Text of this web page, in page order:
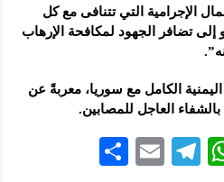
الإجرامية التي تتنافى مع كل
إلى تضافر الجهود لمكافحة الإرهاب
الكامل مع سوريا، معربةً عن
بالشفاء العاجل للمصابين.
W
Te
E